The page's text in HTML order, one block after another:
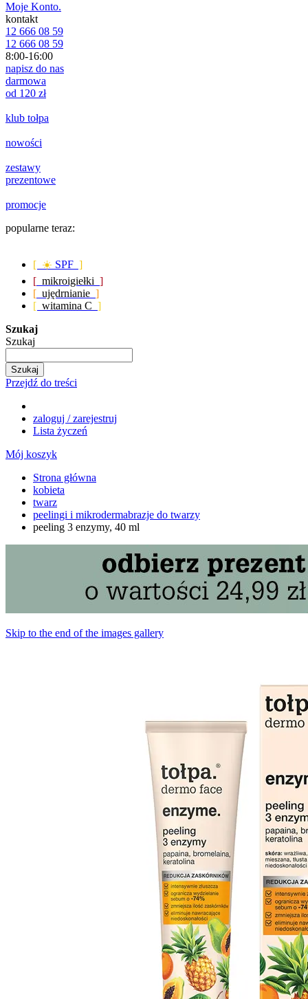
Moje Konto.
kontakt
12 666 08 59
12 666 08 59
8:00-16:00
napisz do nas
darmowa
od 120 zł
klub tołpa
nowości
zestawy
prezentowe
promocje
popularne teraz:
[ ☀️ SPF ]
[ mikroigiełki ]
[ ujędrnianie ]
[ witamina C ]
Szukaj
Szukaj
Szukaj
Przejdź do treści
zaloguj / zarejestruj
Lista życzeń
Mój koszyk
Strona główna
kobieta
twarz
peelingi i mikrodermabrazje do twarzy
peeling 3 enzymy, 40 ml
Skip to the end of the images gallery